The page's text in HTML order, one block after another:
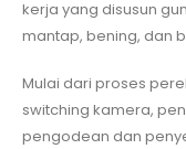
kerja yang disusun
mantap, bening, dan
Mulai dari proses
switching kamera,
pengodean dan